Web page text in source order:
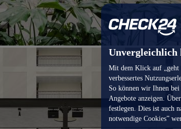
Unvergleichlich
Mit dem Klick auf „geht
verbessertes
So können wir Ihnen bei
Angebote anzeigen.
festlegen. Dies ist auch
notwendige Cookies”